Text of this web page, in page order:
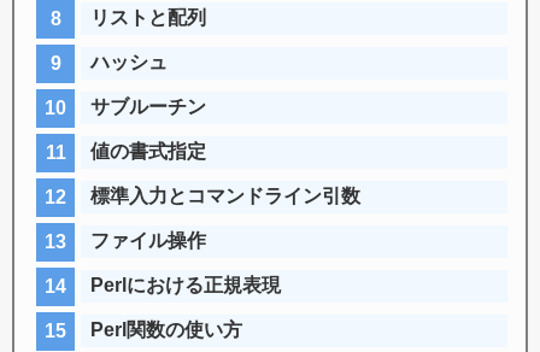
リストと配列
ハッシュ
サブルーチン
値の書式指定
標準入力とコマンドライン引数
ファイル操作
Perlにおける正規表現
Perl関数の使い方